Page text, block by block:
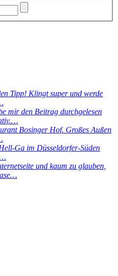
Tipp! Klingt super und werde
mir den Beitrag durchgelesen
Bosinger Hof. Großes Außen
Ga im Düsseldorfer-Süden
und kaum zu glauben,